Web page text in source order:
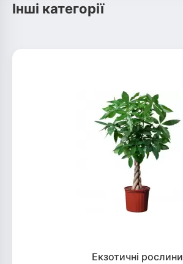
Інші категорії
Екзотичні рослини